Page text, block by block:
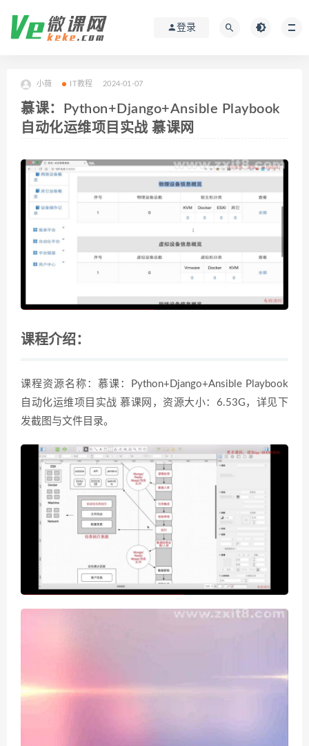
登录
小薇 IT教程 2024-01-07
慕课：Python+Django+Ansible Playbook
自动化运维项目实战 慕课网
课程介绍：
课程资源名称：慕课：Python+Django+Ansible Playbook
自动化运维项目实战 慕课网，资源大小：6.53G，详见下
发截图与文件目录。